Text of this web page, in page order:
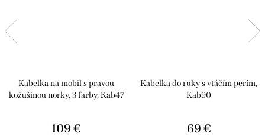
Kabelka na mobil s pravou
kožušinou norky, 3 farby, Kab47
109 €
Kabelka do ruky s vtáčím perím,
Kab90
69 €